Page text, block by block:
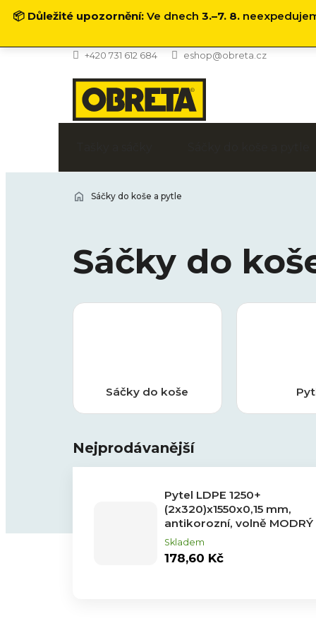
📦 Důležité upozornění: Ve dnech 3.–7. 8.
Přejít
+420 731 612 684 eshop@obreta.cz
Sáčky do koše a pytle
Sáčky do
Sáčky do koše
Nejprodávanější
Pytel LDPE 1250+
(2x320)x1550x0,15 mm,
antikorozní, volně MODRÝ
Skladem
178,60 Kč